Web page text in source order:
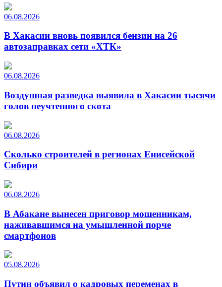
06.08.2026
В Хакасии вновь появился бензин на 26
автозаправках сети «ХТК»
06.08.2026
Воздушная разведка выявила в Хакасии тысячи
голов неучтенного скота
06.08.2026
Сколько строителей в регионах Енисейской
Сибири
06.08.2026
В Абакане вынесен приговор мошенникам,
наживавшимся на умышленной порче
смартфонов
05.08.2026
Путин объявил о кадровых переменах в